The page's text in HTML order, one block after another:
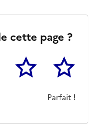
cette page ?
4 5
Parfait !